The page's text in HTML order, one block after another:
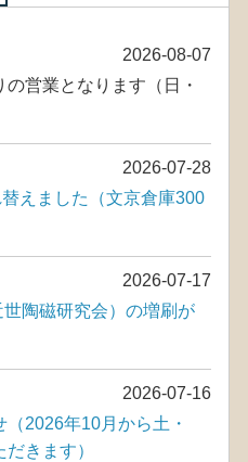
2026-08-07
営業となります（日・
2026-07-28
えました（文京倉庫300
2026-07-17
世陶磁研究会）の増刷が
2026-07-16
2026年10月から土・
きます）